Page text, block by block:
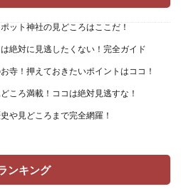
ット神社の見どころはここだ！
絶対に見逃したくない！完全ガイド
寺！押えておきたいポイントはココ！
ころ満載！ココは絶対見逃すな！
や見どころまで完全網羅！
ンキング